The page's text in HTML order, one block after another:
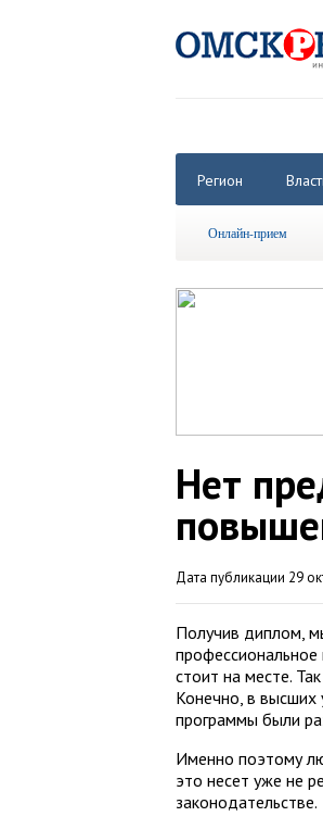
Регион
Онлайн-прием
Нет
Дата публикации 29
Получив диплом,
профессиональное
стоит на месте.
Конечно, в высших
программы были
Именно поэтому
это несет уже не
законодательстве.